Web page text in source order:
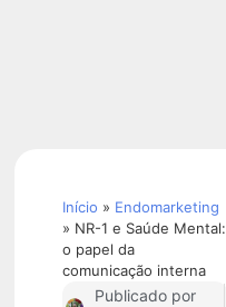
Início » Endomarketing
» NR-1 e Saúde Mental:
o papel da
comunicação interna
Publicado por